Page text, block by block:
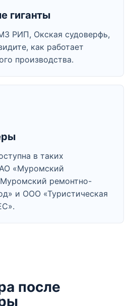
гиганты
РИП, Окская судоверфь,
как работает
производства.
в таких
«Муромский
ремонтно-
и ООО «Туристическая
после